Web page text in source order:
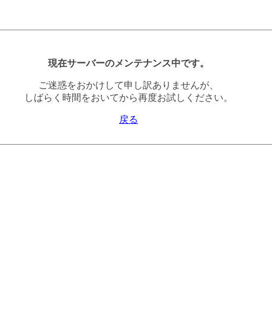
現在サーバーのメンテナンス中です。
ご迷惑をおかけして申し訳ありませんが、
しばらく時間をおいてから再度お試しください。
戻る